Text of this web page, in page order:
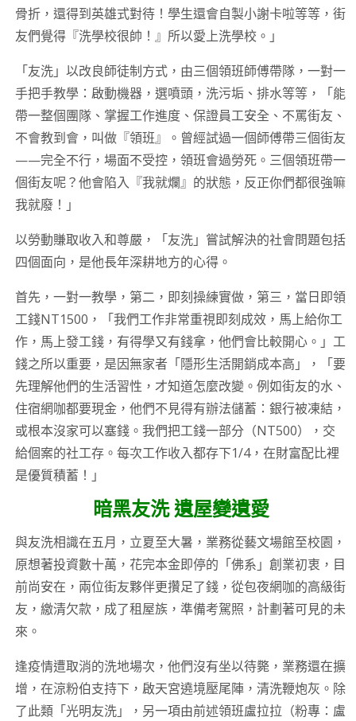
骨折，還得到英雄式對待！學生還會自製小謝卡啦等等，街
友們覺得『洗學校很帥！』所以愛上洗學校。」
「友洗」以改良師徒制方式，由三個領班師傅帶隊，一對一
手把手教學：啟動機器，選噴頭，洗污垢、排水等等，「能
帶一整個團隊、掌握工作進度、保證員工安全、不罵街友、
不會教到會，叫做『領班』。曾經試過一個師傅帶三個街友
——完全不行，場面不受控，領班會過勞死。三個領班帶一
個街友呢？他會陷入『我就爛』的狀態，反正你們都很強嘛
我就廢！」
以勞動賺取收入和尊嚴，「友洗」嘗試解決的社會問題包括
四個面向，是他長年深耕地方的心得。
首先，一對一教學，第二，即刻操練實做，第三，當日即領
工錢NT1500，「我們工作非常重視即刻成效，馬上給你工
作，馬上發工錢，有得學又有錢拿，他們會比較開心。」工
錢之所以重要，是因無家者「隱形生活開銷成本高」，「要
先理解他們的生活習性，才知道怎麼改變。例如街友的水、
住宿網咖都要現金，他們不見得有辦法儲蓄：銀行被凍結，
或根本沒家可以塞錢。我們把工錢一部分（NT500），交
給個案的社工存。每次工作收入都存下1/4，在財富配比裡
是優質積蓄！」
暗黑友洗 遺屋變遺愛
與友洗相識在五月，立夏至大暑，業務從藝文場館至校園，
原想著投資數十萬，花完本金即停的「佛系」創業初衷，目
前尚安在，兩位街友夥伴更攢足了錢，從包夜網咖的高級街
友，繳清欠款，成了租屋族，準備考駕照，計劃著可見的未
來。
逢疫情遭取消的洗地場次，他們沒有坐以待斃，業務還在擴
增，在涼粉伯支持下，啟天宮遶境壓尾陣，清洗鞭炮灰。除
了此類「光明友洗」，另一項由前述領班盧拉拉（粉專：盧